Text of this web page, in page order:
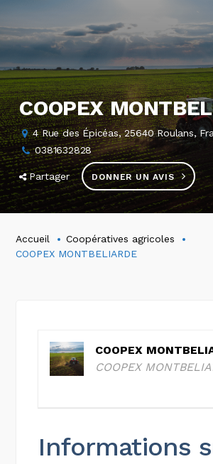
COOPEX
4 Rue des Épicéas, 25640 Roulans,
0381632828
Partager DONNER UN AVIS
Accueil
Coopératives agricoles
COOPEX MONTBELIARDE
COOPEX
COOPEX
Informations